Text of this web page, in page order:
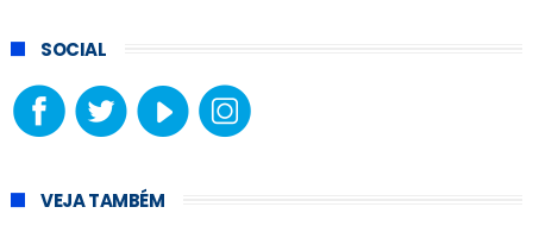
SOCIAL
VEJA TAMBÉM